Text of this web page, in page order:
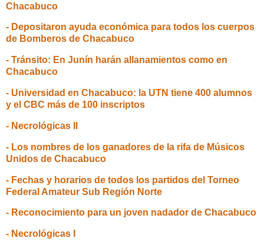
Chacabuco
- Depositaron ayuda económica para todos los cuerpos
de Bomberos de Chacabuco
- Tránsito: En Junín harán allanamientos como en
Chacabuco
- Universidad en Chacabuco: la UTN tiene 400 alumnos
y el CBC más de 100 inscriptos
- Necrológicas II
- Los nombres de los ganadores de la rifa de Músicos
Unidos de Chacabuco
- Fechas y horarios de todos los partidos del Torneo
Federal Amateur Sub Región Norte
- Reconocimiento para un joven nadador de Chacabuco
- Necrológicas I